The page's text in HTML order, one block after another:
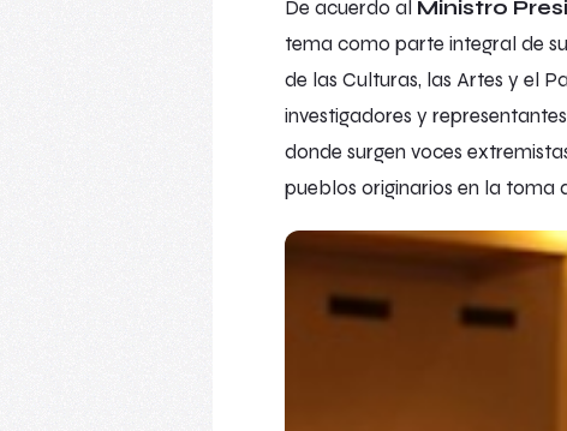
De acuerdo al Ministro
tema como parte integral de
de las Culturas, las Artes y el
investigadores y
donde surgen voces
pueblos originarios en la toma